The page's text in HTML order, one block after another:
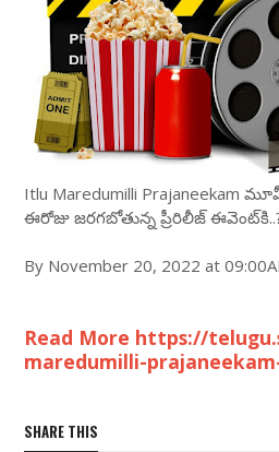
Itlu Maredumilli
ఈరోజు జరగబోతున్న ప్రీరిలీజ్
By November 20, 2022 at
Read More https://
maredumilli-
SHARE THIS